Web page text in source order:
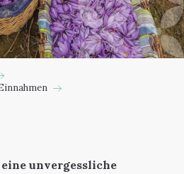
unvergessliche